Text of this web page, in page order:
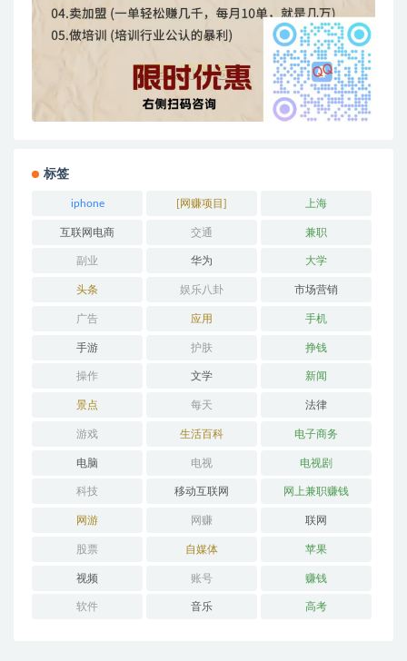
标签
iphone [网赚项目] 上海
互联网电商 交通 兼职
副业 华为 大学
头条 娱乐八卦 市场营销
广告 应用 手机
手游 护肤 挣钱
操作 文学 新闻
景点 每天 法律
游戏 生活百科 电子商务
电脑 电视 电视剧
科技 移动互联网 网上兼职赚钱
网游 网赚 联网
股票 自媒体 苹果
视频 账号 赚钱
软件 音乐 高考